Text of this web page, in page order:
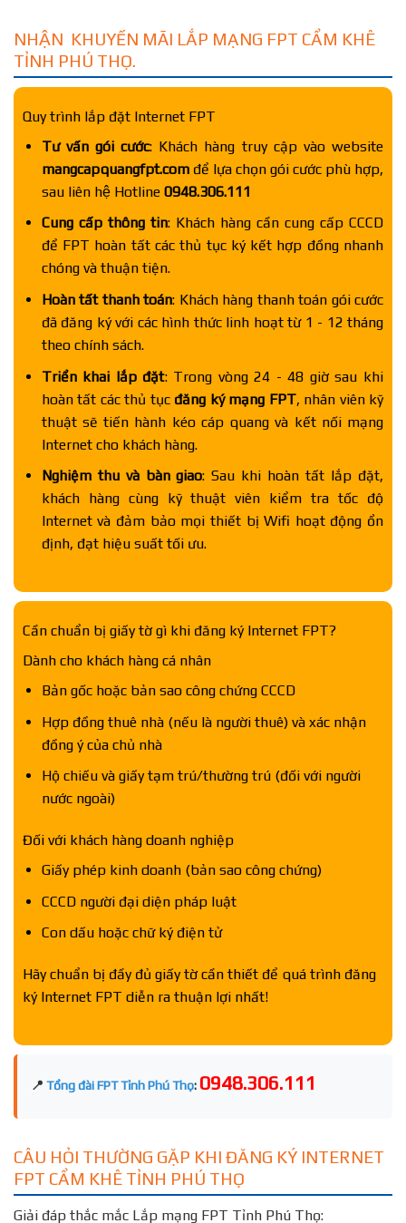
NHẬN KHUYẾN MÃI LẮP MẠNG FPT CẨM KHÊ
TỈNH PHÚ THỌ.
Quy trình lắp đặt Internet FPT
Tư vấn gói cước: Khách hàng truy cập vào website
mangcapquangfpt.comđể lựa chọn gói cước phù hợp,
sau liên hệ Hotline 0948.306.111
Cung cấp thông tin: Khách hàng cần cung cấp CCCD
để FPT hoàn tất các thủ tục ký kết hợp đồng nhanh
chóng và thuận tiện.
Hoàn tất thanh toán: Khách hàng thanh toán gói cước
đã đăng ký với các hình thức linh hoạt từ 1 - 12 tháng
theo chính sách.
Triển khai lắp đặt: Trong vòng 24 - 48 giờ sau khi
hoàn tất các thủ tục đăng ký mạng FPT, nhân viên kỹ
thuật sẽ tiến hành kéo cáp quang và kết nối mạng
Internet cho khách hàng.
Nghiệm thu và bàn giao: Sau khi hoàn tất lắp đặt,
khách hàng cùng kỹ thuật viên kiểm tra tốc độ
Internet và đảm bảo mọi thiết bị Wifi hoạt động ổn
định, đạt hiệu suất tối ưu.
Cần chuẩn bị giấy tờ gì khi đăng ký Internet FPT?
Dành cho khách hàng cá nhân
Bản gốc hoặc bản sao công chứng CCCD
Hợp đồng thuê nhà (nếu là người thuê) và xác nhận
đồng ý của chủ nhà
Hộ chiếu và giấy tạm trú/thường trú (đối với người
nước ngoài)
Đối với khách hàng doanh nghiệp
Giấy phép kinh doanh (bản sao công chứng)
CCCD người đại diện pháp luật
Con dấu hoặc chữ ký điện tử
Hãy chuẩn bị đầy đủ giấy tờ cần thiết để quá trình đăng
ký Internet FPT diễn ra thuận lợi nhất!
📍 Tổng đài FPT Tỉnh Phú Thọ: 0948.306.111
CÂU HỎI THƯỜNG GẶP KHI ĐĂNG KÝ INTERNET
FPT CẨM KHÊ TỈNH PHÚ THỌ
Giải đáp thắc mắc Lắp mạng FPT Tỉnh Phú Thọ: